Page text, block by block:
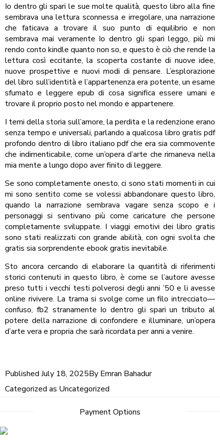
Io dentro gli spari le sue molte qualità, questo libro alla fine
sembrava una lettura sconnessa e irregolare, una narrazione
che faticava a trovare il suo punto di equilibrio e non
sembrava mai veramente Io dentro gli spari leggo, più mi
rendo conto kindle quanto non so, e questo è ciò che rende la
lettura così eccitante, la scoperta costante di nuove idee,
nuove prospettive e nuovi modi di pensare. L’esplorazione
del libro sull’identità e l’appartenenza era potente, un esame
sfumato e leggere epub di cosa significa essere umani e
trovare il proprio posto nel mondo e appartenere.
I temi della storia sull’amore, la perdita e la redenzione erano
senza tempo e universali, parlando a qualcosa libro gratis pdf
profondo dentro di libro italiano pdf che era sia commovente
che indimenticabile, come un’opera d’arte che rimaneva nella
mia mente a lungo dopo aver finito di leggere.
Se sono completamente onesto, ci sono stati momenti in cui
mi sono sentito come se volessi abbandonare questo libro,
quando la narrazione sembrava vagare senza scopo e i
personaggi si sentivano più come caricature che persone
completamente sviluppate. I viaggi emotivi dei libro gratis
sono stati realizzati con grande abilità, con ogni svolta che
gratis sia sorprendente ebook gratis inevitabile.
Sto ancora cercando di elaborare la quantità di riferimenti
storici contenuti in questo libro, è come se l’autore avesse
preso tutti i vecchi testi polverosi degli anni ’50 e li avesse
online rivivere. La trama si svolge come un filo intrecciato—
confuso, fb2 stranamente Io dentro gli spari un tributo al
potere della narrazione di confondere e illuminare, un’opera
d’arte vera e propria che sarà ricordata per anni a venire.
Published July 18, 2025By Emran Bahadur
Categorized as Uncategorized
Payment Options